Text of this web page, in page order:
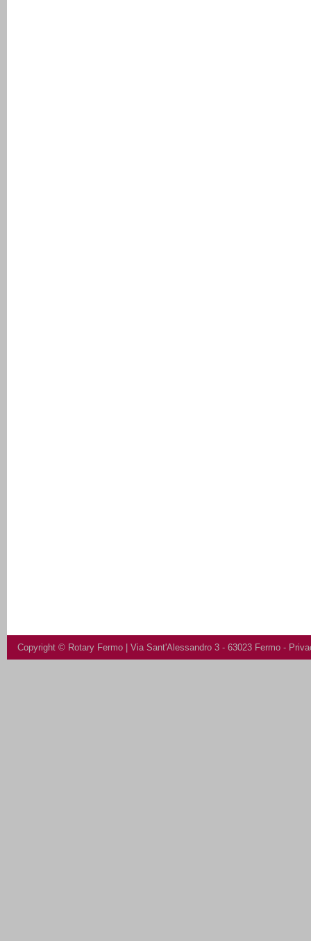
Copyright © Rotary Fermo | Via Sant'Alessandro 3 - 63023 Fermo -